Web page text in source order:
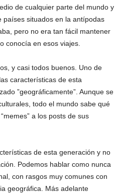
de cualquier parte del mundo y
países situados en la antípodas
pero no era tan fácil mantener
conocía en esos viajes.
y casi todos buenos. Uno de
características de esta
”geográficamente”. Aunque se
todo el mundo sabe qué
a los posts de sus
de esta generación y no
Podemos hablar como nunca
con rasgos muy comunes con
geográfica. Más adelante